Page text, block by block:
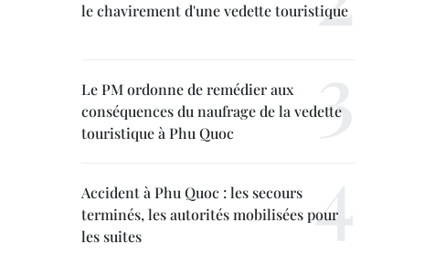
le chavirement d'une vedette touristique
Le PM ordonne de remédier aux
conséquences du naufrage de la vedette
touristique à Phu Quoc
Accident à Phu Quoc : les secours
terminés, les autorités mobilisées pour
les suites